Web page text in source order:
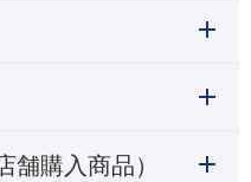
購入商品）